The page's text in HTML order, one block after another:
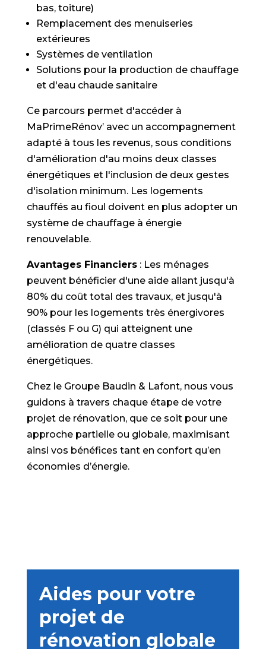
bas, toiture)
Remplacement des menuiseries
extérieures
Systèmes de ventilation
Solutions pour la production de chauffage
et d'eau chaude sanitaire
Ce parcours permet d'accéder à
MaPrimeRénov’ avec un accompagnement
adapté à tous les revenus, sous conditions
d'amélioration d'au moins deux classes
énergétiques et l'inclusion de deux gestes
d'isolation minimum. Les logements
chauffés au fioul doivent en plus adopter un
système de chauffage à énergie
renouvelable.
Avantages Financiers: Les ménages
peuvent bénéficier d'une aide allant jusqu'à
80% du coût total des travaux, et jusqu'à
90% pour les logements très énergivores
(classés F ou G) qui atteignent une
amélioration de quatre classes
énergétiques.
Chez le Groupe Baudin & Lafont, nous vous
guidons à travers chaque étape de votre
projet de rénovation, que ce soit pour une
approche partielle ou globale, maximisant
ainsi vos bénéfices tant en confort qu’en
économies d’énergie.
Aides pour votre
projet de
rénovation globale